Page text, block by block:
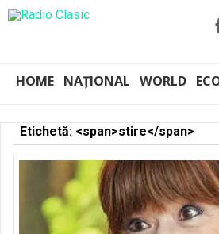
HOME NAȚIONAL WORLD
Etichetă: <span>stire</span>